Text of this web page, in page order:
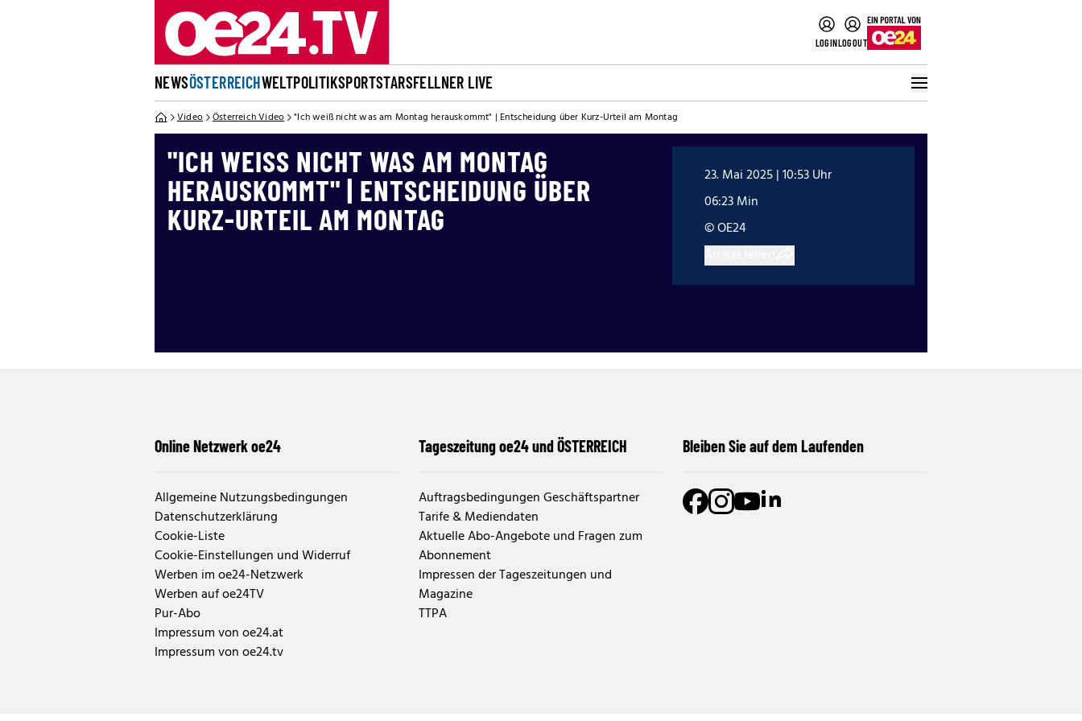
LOGINLOGOUT
NEWSÖSTERREICHWELTPOLITIKSPORTSTARSFELLNER LIVE
Video Österreich Video "Ich weiß nicht was am Montag herauskommt" | Entscheidung über Kurz-Urteil am Montag
"ICH WEISS NICHT WAS AM MONTAG H
ERAUSKOMMT" | ENTSCHEIDUNG ÜBER K
URZ-URTEIL AM MONTAG
23. Mai 2025 | 10:53 Uhr
06:23 Min
© OE24
Online Netzwerk oe24
Allgemeine Nutzungsbedingungen
Datenschutzerklärung
Cookie-Liste
Cookie-Einstellungen und Widerruf
Werben im oe24-Netzwerk
Werben auf oe24TV
Pur-Abo
Impressum von oe24.at
Impressum von oe24.tv
Tageszeitung oe24 und ÖSTERREICH
Auftragsbedingungen Geschäftspartner
Tarife & Mediendaten
Aktuelle Abo-Angebote und Fragen zum
Abonnement
Impressen der Tageszeitungen und
Magazine
TTPA
Bleiben Sie auf dem Laufenden